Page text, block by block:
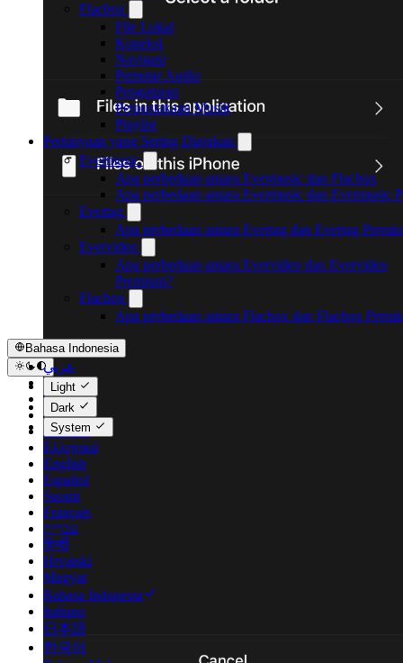
Flacbox
File Lokal
Koneksi
Navigasi
Pemutar Audio
Pengaturan
Perpustakaan Musik
Playlist
Pertanyaan yang Sering Diajukan
Evermusic
Apa perbedaan antara Evermusic dan Flacbox
Apa perbedaan antara Evermusic dan Evermusic
Evertag
Apa perbedaan antara Evertag dan Evertag
Evervideo
Apa perbedaan antara Evervideo dan Evervideo
Premium?
Flacbox
Apa perbedaan antara Flacbox dan Flacbox
Bahasa Indonesia
عربي
Català
Čeština
Dansk
Deutsch
Ελληνικά
English
Español
Suomi
Français
עברית
हिन्दी
Hrvatski
Magyar
Bahasa Indonesia
Italiano
日本語
한국어
Light
Dark
System